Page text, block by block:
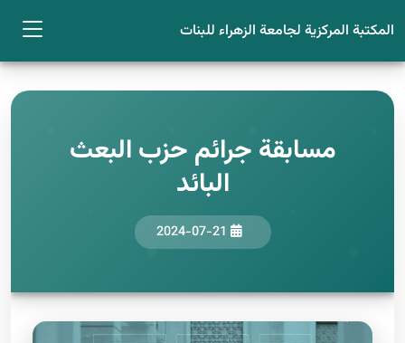
المكتبة المركزية لجامعة الزهراء للبنات
مسابقة جرائم حزب البعث
البائد